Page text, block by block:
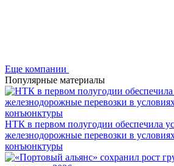
Еще компании
Популярные материалы
НТК в первом полугодии обеспечила
железнодорожные перевозки в
конъюнктуры